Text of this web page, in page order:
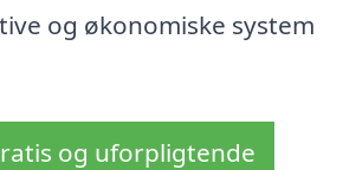
og økonomiske system
og uforpligtende